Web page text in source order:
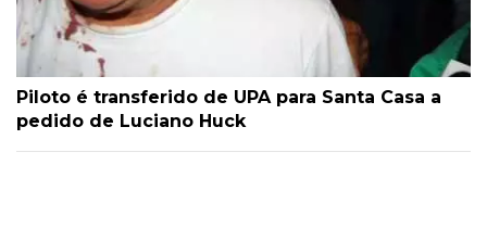
Piloto é transferido de UPA para Santa Casa a
pedido de Luciano Huck